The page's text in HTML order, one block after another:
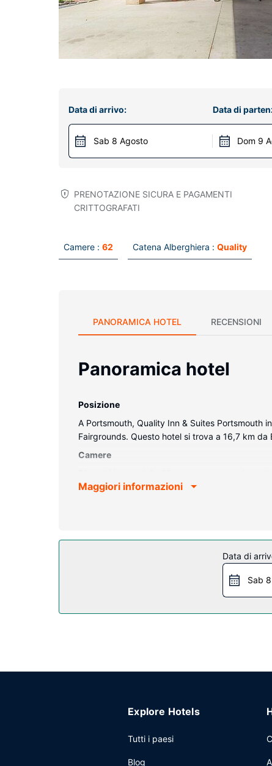
Data di arrivo:
Sab 8 Agosto
Data di
Dom 9
PRENOTAZIONE SICURA E PAGAMENTI
CRITTOGRAFATI
Camere : 62 Catena Alberghiera : Quality
PANORAMICA HOTEL RECENSIONI
Panoramica hotel
Posizione
A Portsmouth, Quality Inn & Suites Portsmouth
Fairgrounds. Questo hotel si trova a 16,7 km
Camere
contatto con il mondo, mentre la TV con canali
La colazione completa viene servita
Maggiori informazioni
Data di
Sab
Explore Hotels
Tutti i paesi
Blog